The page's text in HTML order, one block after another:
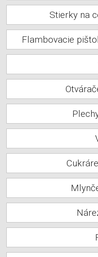
Stierky na
Flambovacie